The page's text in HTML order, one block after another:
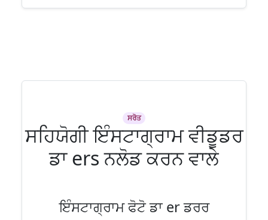
ਸਰੋਤ
ਸਹਿਯੋਗੀ ਇੰਸਟਾਗ੍ਰਾਮ ਵੀਡੂਡਰ
ਡਾ ers ਨਲੋਡ ਕਰਨ ਵਾਲੇ
ਇੰਸਟਾਗ੍ਰਾਮ ਫੋਟੋ ਡਾ er ਡਰਰ